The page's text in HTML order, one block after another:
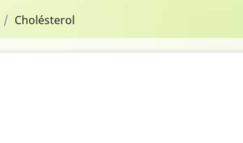
Cholésterol